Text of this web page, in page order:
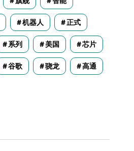
机器人 正式
系列 美国 芯片
谷歌 骁龙 高通